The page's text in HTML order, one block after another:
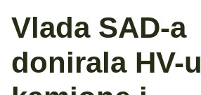
Vlada SAD-a
donirala HV-u